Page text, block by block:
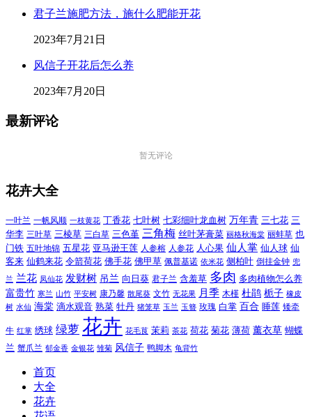
君子兰施肥方法，施什么肥能开花
2023年7月21日
风信子开花后怎么养
2023年7月20日
最新评论
暂无评论
花卉大全
一叶兰 一帆风顺 一枝黄花 丁香花 七叶树 七彩细叶龙血树 万年青 三七花 三
华李 三叶草 三棱草 三白草 三色堇 三角梅 丝叶茅膏菜 丽格秋海棠 丽蚌草 也
门铁 五叶地锦 五星花 亚马逊王莲 人参榕 人参花 人心果 仙人掌 仙人球 仙
客来 仙鹤来花 令箭荷花 佛手花 佛甲草 佩普基诺 依米花 侧柏叶 倒挂金钟 兜
兰 兰花 凤仙花 发财树 吊兰 向日葵 君子兰 含羞草 多肉 多肉植物怎么养
富贵竹 寒兰 山竹 平安树 康乃馨 散尾葵 文竹 无花果 月季 木槿 杜鹃 栀子 橡皮
树 水仙 海棠 滴水观音 熟菜 牡丹 猪笼草 玉兰 玉簪 玫瑰 白掌 百合 睡莲 矮牵
牛 红掌 绣球 绿萝 花卉 花毛茛 茉莉 茶花 荷花 菊花 薄荷 薰衣草 蝴蝶
兰 蟹爪兰 郁金香 金银花 雏菊 风信子 鸭脚木 龟背竹
首页
大全
花卉